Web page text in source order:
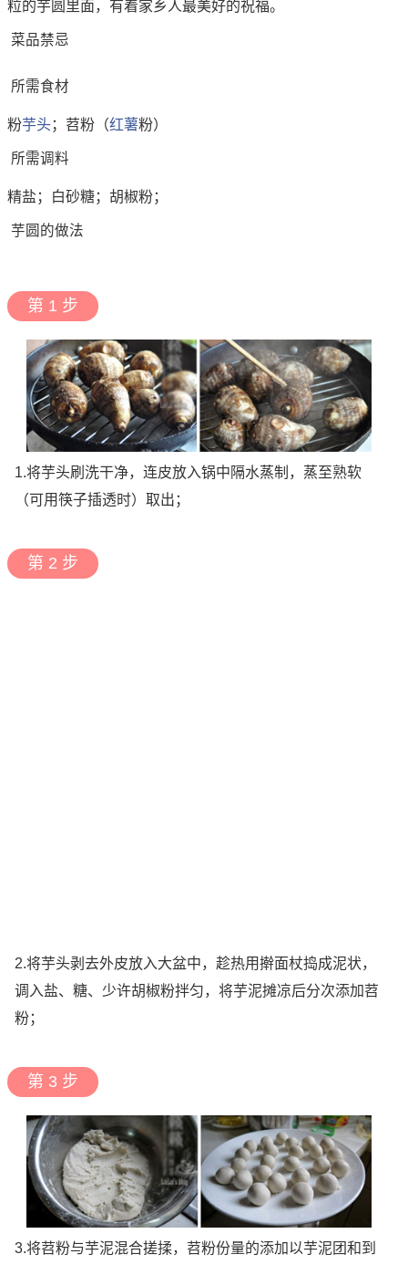
粒的芋圆里面，有着家乡人最美好的祝福。
菜品禁忌
所需食材
粉芋头；苕粉（红薯粉）
所需调料
精盐；白砂糖；胡椒粉；
芋圆的做法
第 1 步
1.将芋头刷洗干净，连皮放入锅中隔水蒸制，蒸至熟软
（可用筷子插透时）取出；
第 2 步
2.将芋头剥去外皮放入大盆中，趁热用擀面杖捣成泥状，
调入盐、糖、少许胡椒粉拌匀，将芋泥摊凉后分次添加苕
粉；
第 3 步
3.将苕粉与芋泥混合搓揉，苕粉份量的添加以芋泥团和到